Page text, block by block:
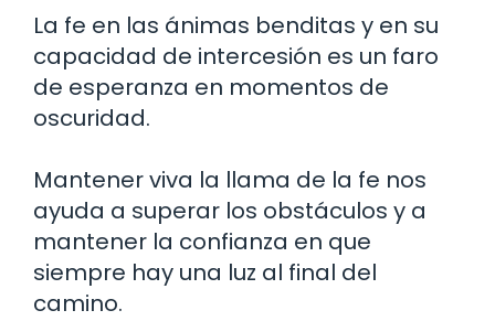
La fe en las ánimas benditas y en su
capacidad de intercesión es un faro
de esperanza en momentos de
oscuridad.
Mantener viva la llama de la fe nos
ayuda a superar los obstáculos y a
mantener la confianza en que
siempre hay una luz al final del
camino.